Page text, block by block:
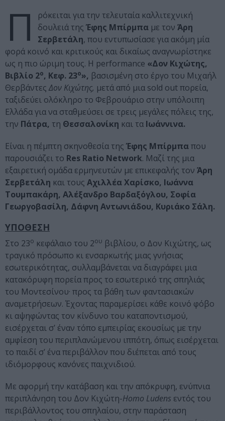
Π
ρόκειται για την τελευταία καλλιτεχνική
δουλειά της Έφης Μπίρμπα με τον Άρη
Σερβετάλη, που εντυπωσίασε για ακόμη μία
φορά κοινό και κριτικούς και δικαίως αναγνωρίστηκε
ως η πιο ώριμη τους. Η performance «Δον Κιχώτης,
Βιβλίο 2ο, Κεφ. 23ο», βασισμένη στο έργο του Μιχαήλ
Θερβάντες Δον Κιχώτης, μετά από μια sold out πορεία,
ταξιδεύει ολόκληρο το Φεβρουάριο στην υπόλοιπη
Ελλάδα για να σταθμεύσει σε τρεις μεγάλες πόλεις της,
την Πάτρα, τη Θεσσαλονίκη και τα Ιωάννινα.
Είναι η πέμπτη σκηνοθεσία της Έφης Μπίρμπαπου
παρουσιάζει το Res Ratio Network. Μαζί της μια
εξαιρετική ομάδα ερμηνευτών με επικεφαλής τον Άρη
Σερβετάλη και τους Αχιλλέα Χαρίσκο, Ιωάννα
Τουμπακάρη, Αλέξανδρο Βαρδαξόγλου, Σοφία
Γεωργοβασίλη, Δάφνη Αντωνιάδου, Κυριάκο Σάλη.
ΥΠΟΘΕΣΗ
Στο 23ο κεφάλαιο του 2ου βιβλίου, ο Δον Κιχώτης, ως
τραγικό πρόσωπο κι ενσαρκωτής μιας γνήσιας
εσωτερικότητας, συλλαμβάνεται να διαγράφει μια
κατακόρυφη πορεία προς το εσωτερικό της σπηλιάς
του Μοντεσίνου· προς τα βάθη των φαντασιακών
αναμετρήσεων. Έχοντας παραμερίσει κάθε κοινό φόβο
κι αψηφώντας τον κίνδυνο του καταποντισμού,
εισέρχεται σ’ έναν τόπο εμπειρίας εκουσίως με την
αμφίεση του περιπλανώμενου ιππότη, όπως εισέρχεται
το παιδί σ’ ένα περιβάλλον που διέπεται από τους
ιδιόμορφους κανόνες παιχνιδιού.
Με αφορμή την κατάβαση και την απόκρυφη, ενύπνια
περιπλάνηση του Δον Κιχώτη-Homo Ludens εντός του
περιβάλλοντος του σπηλαίου, στην παράσταση